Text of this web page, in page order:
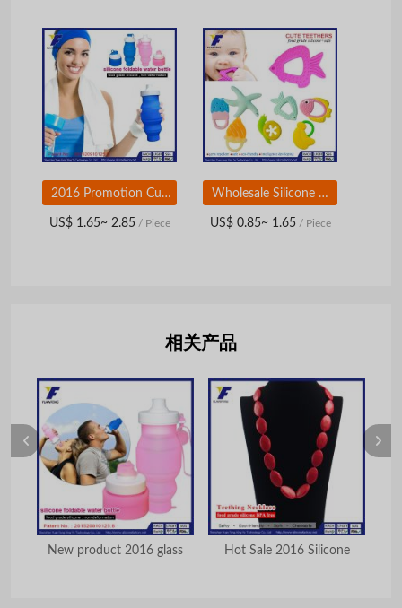
2016 Promotion Custom Logo Welcomed Wholesale Silicone Foldable Travel Bottle OEM
US$ 1.65~ 2.85/ Piece
Wholesale Silicone Baby Teether BPA Free With Animal Shape
US$ 0.85~ 1.65/ Piece
相关产品
New product 2016 glass Hot Sale 2016 Silicone